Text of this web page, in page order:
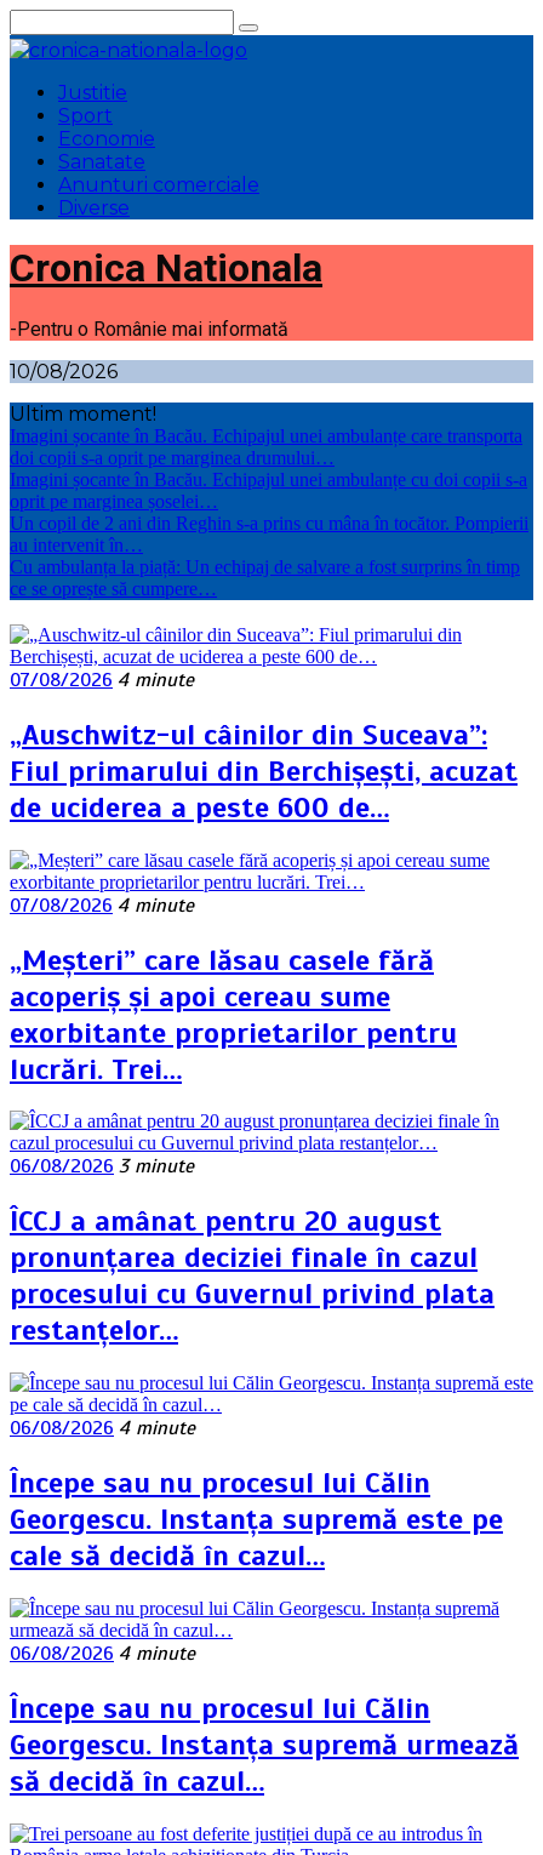
la
conținut
Justitie
Sport
Economie
Sanatate
Anunturi comerciale
Diverse
Cronica Nationala
-Pentru o Românie mai informată
10/08/2026
Ultim moment!
Imagini șocante în Bacău. Echipajul unei ambulanțe care transporta
doi copii s-a oprit pe marginea drumului…
Imagini șocante în Bacău. Echipajul unei ambulanțe cu doi copii s-a
oprit pe marginea șoselei…
Un copil de 2 ani din Reghin s-a prins cu mâna în tocător. Pompierii
au intervenit în…
Cu ambulanța la piață: Un echipaj de salvare a fost surprins în timp
ce se oprește să cumpere…
07/08/2026 4 minute
„Auschwitz-ul câinilor din Suceava”:
Fiul primarului din Berchișești, acuzat
de uciderea a peste 600 de…
07/08/2026 4 minute
„Meșteri” care lăsau casele fără
acoperiș și apoi cereau sume
exorbitante proprietarilor pentru
lucrări. Trei…
06/08/2026 3 minute
ÎCCJ a amânat pentru 20 august
pronunțarea deciziei finale în cazul
procesului cu Guvernul privind plata
restanțelor…
06/08/2026 4 minute
Începe sau nu procesul lui Călin
Georgescu. Instanța supremă este pe
cale să decidă în cazul…
06/08/2026 4 minute
Începe sau nu procesul lui Călin
Georgescu. Instanța supremă urmează
să decidă în cazul…